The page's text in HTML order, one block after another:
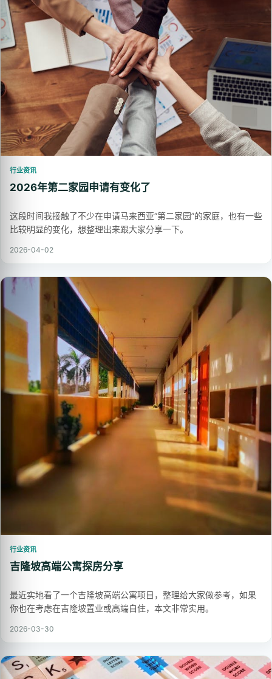
行业资讯
2026年第二家园申请有变化了
这段时间我接触了不少在申请马来西亚“第二家园”的家庭，也有一些
比较明显的变化，想整理出来跟大家分享一下。
2026-04-02
行业资讯
吉隆坡高端公寓探房分享
最近实地看了一个吉隆坡高端公寓项目，整理给大家做参考，如果
你也在考虑在吉隆坡置业或高端自住，本文非常实用。
2026-03-30